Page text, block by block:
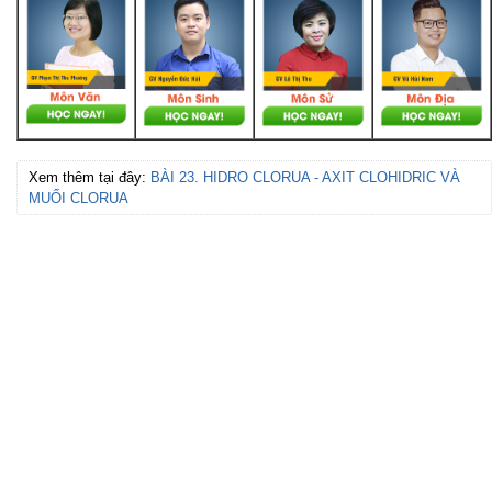
Xem thêm tại đây: BÀI 23. HIDRO CLORUA - AXIT CLOHIDRIC VÀ
MUỐI CLORUA